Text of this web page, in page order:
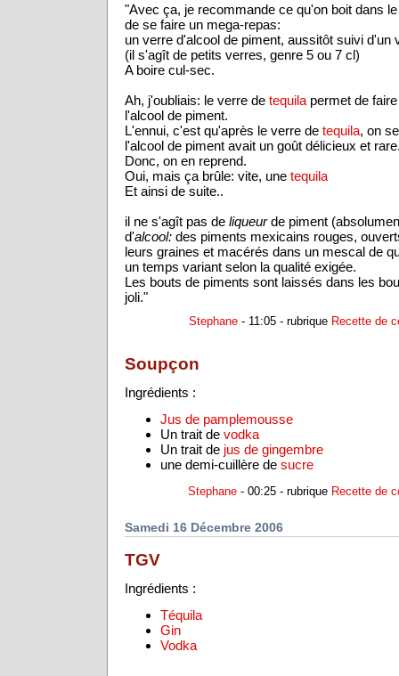
"Avec ça, je recommande ce qu'on boit dans
de se faire un mega-repas:
un verre d'alcool de piment, aussitôt suivi d'un
(il s'agît de petits verres, genre 5 ou 7 cl)
A boire cul-sec.
Ah, j'oubliais: le verre de tequila permet de
l'alcool de piment.
L'ennui, c'est qu'après le verre de tequila, on
l'alcool de piment avait un goût délicieux et
Donc, on en reprend.
Oui, mais ça brûle: vite, une tequila
Et ainsi de suite..
il ne s'agît pas de liqueurde piment
d'alcool: des piments mexicains rouges,
leurs graines et macérés dans un mescal de
un temps variant selon la qualité exigée.
Les bouts de piments sont laissés dans les
joli."
Stephane - 11:05 - rubrique Recette de
Soupçon
Ingrédients :
Jus de pamplemousse
Un trait de vodka
Un trait de jus de gingembre
une demi-cuillère de sucre
Stephane - 00:25 - rubrique Recette de
Samedi 16 Décembre 2006
TGV
Ingrédients :
Téquila
Gin
Vodka